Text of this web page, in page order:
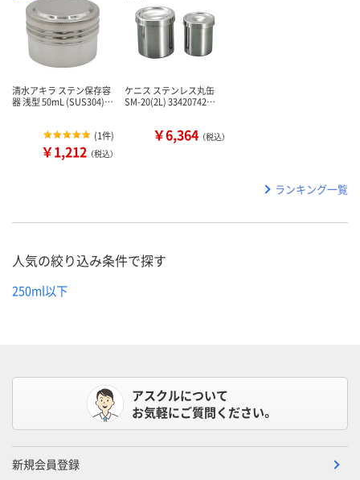
清水アキラ ステン保存容
器 浅型 50mL (SUS304)…
(1件)
￥1,212 （税込）
ケニス ステンレス丸缶
SM-20(2L) 33420742…
￥6,364 （税込）
ランキング一覧
人気の絞り込み条件で探す
250ml以下
アスクルについて
お気軽にご質問ください。
新規会員登録